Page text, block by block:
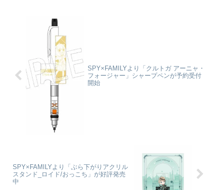
SPY×FAMILYより「クルトガ アーニャ・
フォージャー」シャープペンが予約受付
開始
SPY×FAMILYより「ぶら下がりアクリル
スタンド_ロイド/おっこち」が好評発売
中